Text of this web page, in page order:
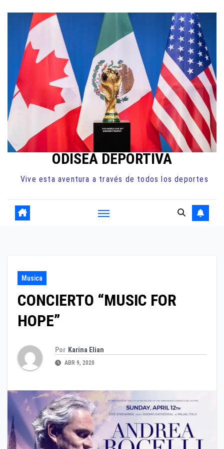
contenido
ODISEA DEPORTIVA
Vive esta aventura a través de todos los deportes
Musica
CONCIERTO “MUSIC FOR
HOPE”
Por Karina Elian
ABR 9, 2020